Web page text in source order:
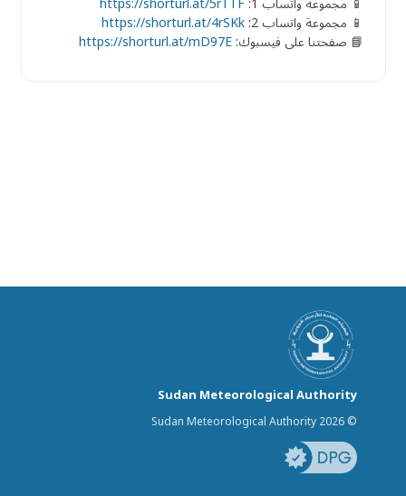
📱 مجموعة واتساب 2: https://shorturl.at/4rSKk
📘 صفحتنا على فيسبوك:https://shorturl.at/mD97E
Sudan Meteorological Authority
© Sudan Meteorological Authority 2026